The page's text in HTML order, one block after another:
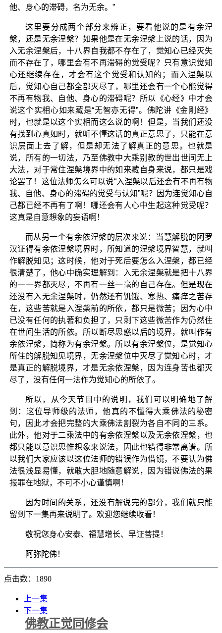
他、身心的滞碍，名为无余。”
这里要分成两个部分来辨正，要看他说的是有余涅
槃，还是无余涅槃？如果他是在无余涅槃上说的话，因为
入无余涅槃后，十八界自我都不存在了，觉知心已经灭失
而不存在了，哪里会有不再滞碍的觉受呢？只有意识觉知
心还继续存在，才会有这个觉受和认知的；而入涅槃以
后，觉知心自己都全部灭尽了，哪里还会有一个心能觉得
不再有物我、自他、身心的滞碍呢？所以《心经》中才会
说这个实相心如来藏是“无智亦无得”。佛陀讲《金刚经》
时，也就是以这个实相而这么说的啊！但是，当我们还没
有找到心真如时，就听不懂这话的真正意思了，只能在意
识层面上去了解，但是却无法了解真正的意思。也就是
说，所有的一切法，乃至佛教中大乘别教的世出世间无上
大法，对于常住涅槃境界中的如来藏自身来说，都只是戏
论罢了！这位法师怎么可以说“入涅槃以后还会有不再有物
我、自他、身心的滞碍的觉受与认知”呢？因为连觉知心自
己都已经不再有了啊！哪还会有人心中生起这种觉受呢？
这真是自意想象的妄语啊！
而从另一个有余依涅槃的层次来说：当慧解脱的阿罗
汉证得有余依涅槃境界时，所知道的涅槃境界智慧，就叫
作解脱知见；这时候，他对于死后要怎么入涅槃，都已经
很清楚了，他心中确实理解到：入无余涅槃就是把十八界
的一一界都灭尽，不再有一丝一毫的自己存在。但是现在
还没有入无余涅槃时，仍然还有饥饿、寒热、痛痒之苦存
在，这些苦就是入涅槃前的所依，都只是微苦；因为心中
已没有任何的执著和负担了，只剩下这些微苦作为仍然住
在世间生活的所依。所以断尽思惑以后的境界，就叫作有
余依涅槃，简称为有余涅槃。所以有余涅槃位，是觉知心
所住的解脱知见境界，无余涅槃位中灭尽了觉知心时，才
是真正的解脱境界，才是无余依涅槃，因为连身苦也都灭
尽了，没有任何一法作为觉知心的所依了。
所以，从今天节目中的说明，我们可以明确地了解
到：这位导师级的法师，他真的不懂得大乘佛法的秘密
句，因此才会把完整的大乘佛法割裂为各自不同的三系。
此外，他对于二乘法中的有余依涅槃以及无余依涅槃，也
都只能以意识思惟想象来说法，因此也错得非常离谱。所
以我们大家应该以这位法师的错误作为借镜，不要认为佛
法很浅显易懂，就敢大胆地随意解说，因为错说佛法的果
报罪在地狱，不可不小心谨慎啊！
因为时间的关系，还没有解说完的部分，我们就只能
留到下一集再来说明了。欢迎您继续收看！
敬祝您身心安泰、福慧增长、早证菩提！
阿弥陀佛！
点击数：1890
上一集
下一集
佛教正觉同修会